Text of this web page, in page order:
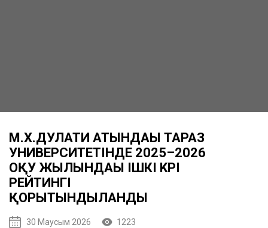
М.Х.ДУЛАТИ АТЫНДАҒЫ ТАРАЗ
УНИВЕРСИТЕТІНДЕ 2025–2026
ОҚУ ЖЫЛЫНДАҒЫ ІШКІ KPI
РЕЙТИНГІ
ҚОРЫТЫНДЫЛАНДЫ
30 Маусым 2026 1223